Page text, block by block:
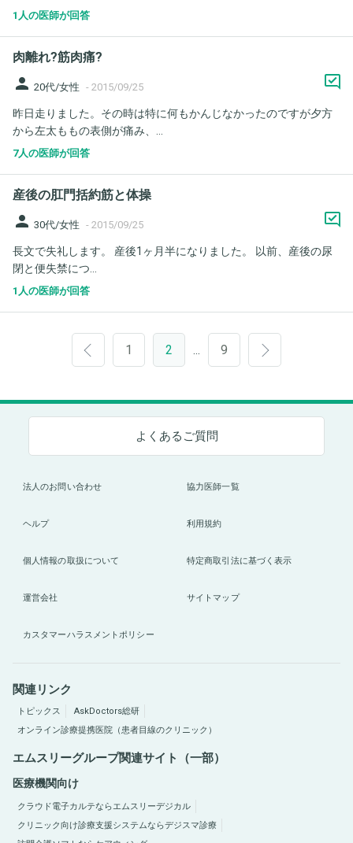
1人の医師が回答
肉離れ?筋肉痛?
person 20代/女性 - 2015/09/25
昨日走りました。その時は特に何もかんじなかったのですが夕方
から左太ももの表側が痛み、...
7人の医師が回答
産後の肛門括約筋と体操
person 30代/女性 - 2015/09/25
長文で失礼します。 産後1ヶ月半になりました。 以前、産後の尿
閉と便失禁につ...
1人の医師が回答
1 2 9
よくあるご質問
法人のお問い合わせ 協力医師一覧
ヘルプ 利用規約
個人情報の取扱について 特定商取引法に基づく表示
運営会社 サイトマップ
カスタマーハラスメントポリシー
関連リンク
トピックス
AskDoctors総研
オンライン診療提携医院（患者目線のクリニック）
エムスリーグループ関連サイト（一部）
医療機関向け
クラウド電子カルテならエムスリーデジカル
クリニック向け診療支援システムならデジスマ診療